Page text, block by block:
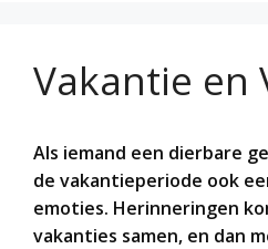
Vakantie en
Als iemand een dierbare
de vakantieperiode ook
emoties. Herinneringen
vakanties samen, en dan